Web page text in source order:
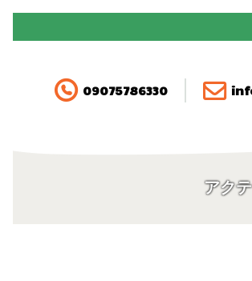
09075786330
アク
空き状況・ご予約